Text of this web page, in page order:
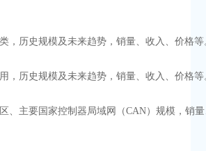
，历史规模及未来趋势，销量、收入、价格等
，历史规模及未来趋势，销量、收入、价格等
、主要国家控制器局域网（CAN）规模，销